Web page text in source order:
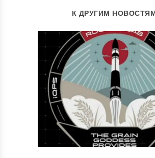
К ДРУГИМ